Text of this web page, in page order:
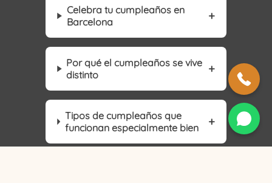
Celebra tu cumpleaños en
Barcelona
Por qué el cumpleaños se vive
distinto
Tipos de cumpleaños que
funcionan especialmente bien